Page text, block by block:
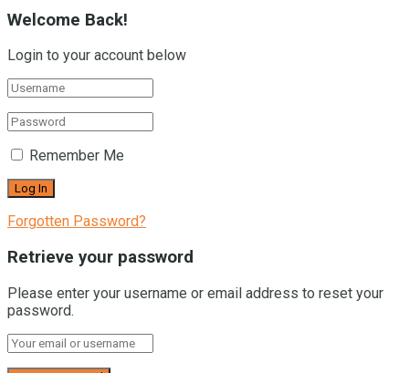
Welcome Back!
Login to your account below
Remember Me
Forgotten Password?
Retrieve your password
Please enter your username or email address to reset your
password.